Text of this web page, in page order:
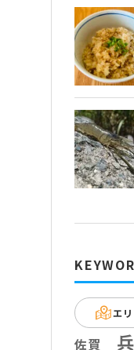
エ
佐賀